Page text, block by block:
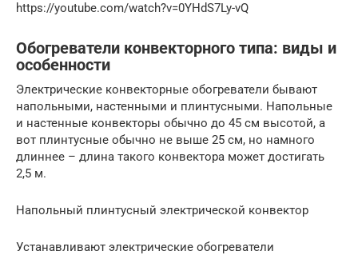
https://youtube.com/watch?v=0YHdS7Ly-vQ
Обогреватели конвекторного типа: виды и
особенности
Электрические конвекторные обогреватели бывают
напольными, настенными и плинтусными. Напольные
и настенные конвекторы обычно до 45 см высотой, а
вот плинтусные обычно не выше 25 см, но намного
длиннее – длина такого конвектора может достигать
2,5 м.
Напольный плинтусный электрической конвектор
Устанавливают электрические обогреватели